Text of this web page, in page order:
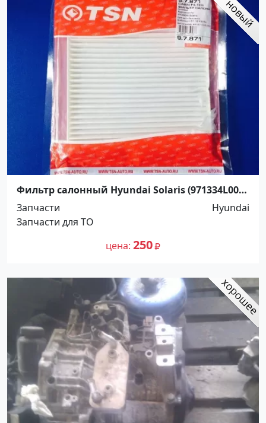
Фильтр салонный Hyundai Solaris (971334L000)
Краснодар
Запчасти
Hyundai
Запчасти для ТО
цена 250